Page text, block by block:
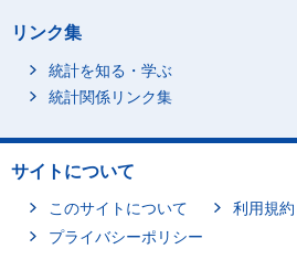
リンク集
統計を知る・学ぶ
統計関係リンク集
サイトについて
このサイトについて
利用規約
プライバシーポリシー